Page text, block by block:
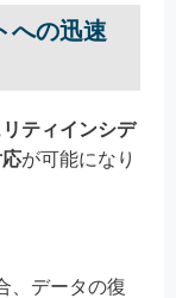
への迅速
ティインシデ
が可能になり
、データの復